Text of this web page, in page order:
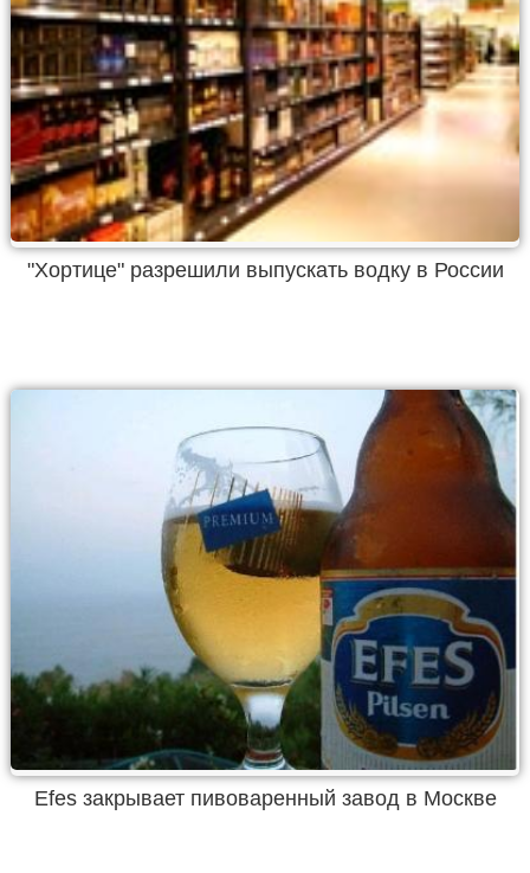
"Хортице" разрешили выпускать водку в России
Efes закрывает пивоваренный завод в Москве